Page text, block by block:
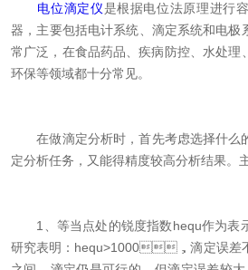
电位滴定仪是根据电位法原理进行
器，主要包括电计系统、滴定系统和电
常广泛，在食品药品、疾病防控、水处理
环保等领域都十分常见。
在做滴定分析时，首先考虑选择什么的
定分析任务，又能得精度较高分析结果。
1、等当点处的锐度指数hequ作为表示
研究表明：hequ>1000，滴定误